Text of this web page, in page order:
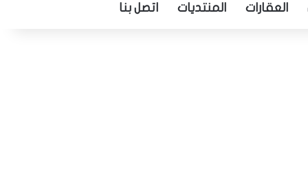
العقارات المنتديات اتصل بنا